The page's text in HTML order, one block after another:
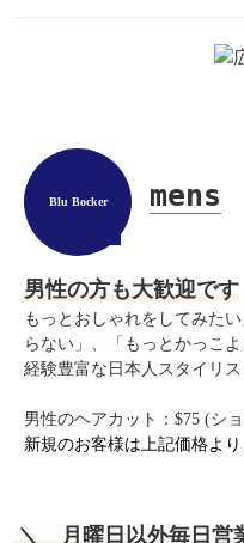
Blu Bocker mens
男性の方も大歓迎です
もっとおしゃれをしてみた
らない」、「もっとかっこ
経験豊富な日本人スタイリ
男性のヘアカット：$75 (シ
新規のお客様は上記価格よ
＼ 月曜日以外毎日営